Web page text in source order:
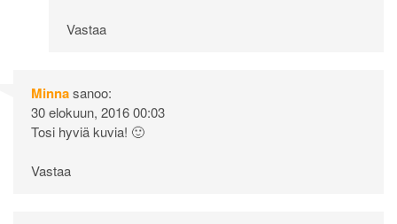
Vastaa
Minnasanoo:
30 elokuun, 2016 00:03
Tosi hyviä kuvia! 🙂
Vastaa